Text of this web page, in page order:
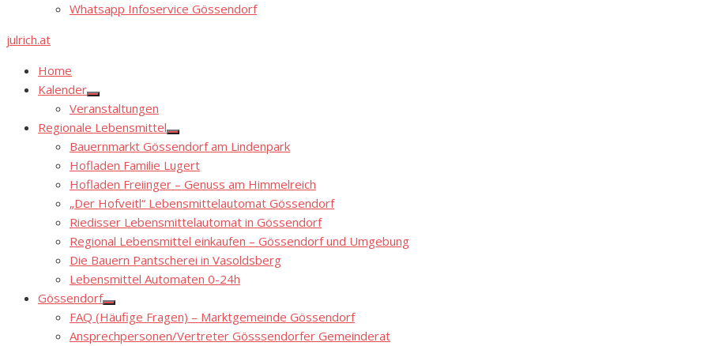
Whatsapp Infoservice Gössendorf
julrich.at
Home
Kalender
Show
sub
menu
Veranstaltungen
Regionale Lebensmittel
Show
sub
menu
Bauernmarkt Gössendorf am Lindenpark
Hofladen Familie Lugert
Hofladen Freiinger – Genuss am Himmelreich
„Der Hofveitl“ Lebensmittelautomat Gössendorf
Riedisser Lebensmittelautomat in Gössendorf
Regional Lebensmittel einkaufen – Gössendorf und Umgebung
Die Bauern Pantscherei in Vasoldsberg
Lebensmittel Automaten 0-24h
Gössendorf
Show
sub
menu
FAQ (Häufige Fragen) – Marktgemeinde Gössendorf
Ansprechpersonen/Vertreter Gösssendorfer Gemeinderat